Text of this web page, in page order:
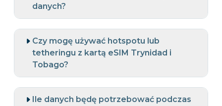
danych?
Czy mogę używać hotspotu lub
tetheringu z kartą eSIM Trynidad i
Tobago?
Ile danych będę potrzebować podczas